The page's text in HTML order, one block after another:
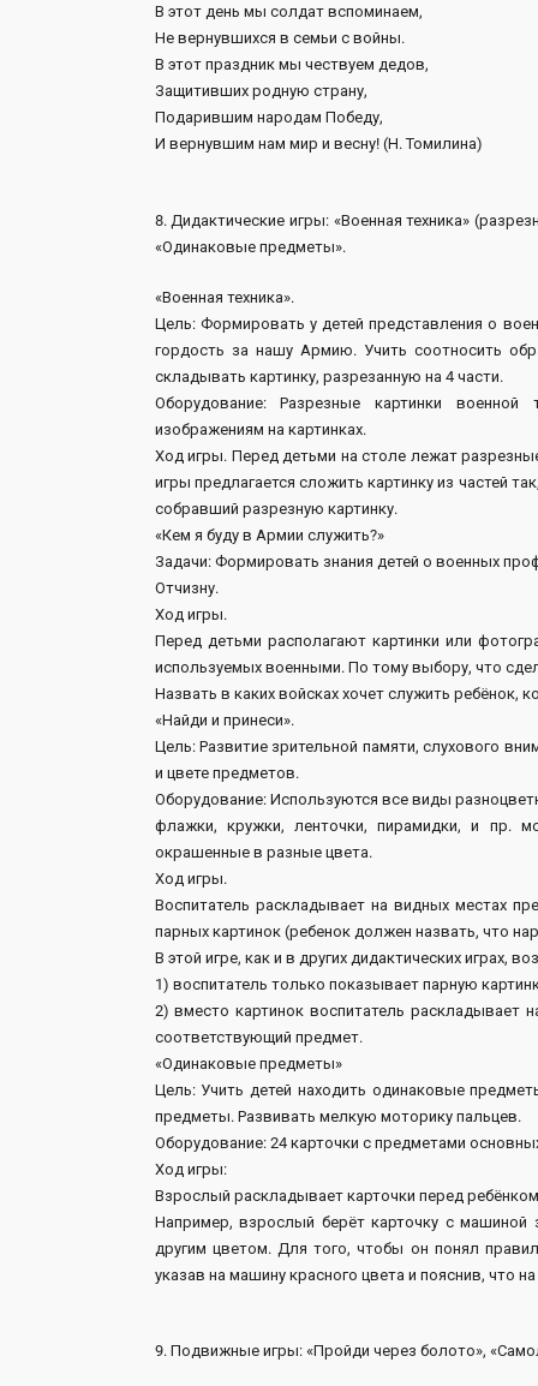
В этот день мы солдат вспоминаем,
Не вернувшихся в семьи с войны.
В этот праздник мы чествуем дедов,
Защитивших родную страну,
Подарившим народам Победу,
И вернувшим нам мир и весну! (Н. Томилина)
8. Дидактические игры: «Военная техника»
«Одинаковые предметы».
«Военная техника».
Цель: Формировать у детей представления о
гордость за нашу Армию. Учить соотносить
складывать картинку, разрезанную на 4 части.
Оборудование: Разрезные картинки военной
изображениям на картинках.
Ход игры. Перед детьми на столе лежат
игры предлагается сложить картинку из частей
собравший разрезную картинку.
«Кем я буду в Армии служить?»
Задачи: Формировать знания детей о военных
Отчизну.
Ход игры.
Перед детьми располагают картинки или
используемых военными. По тому выбору, что
Назвать в каких войсках хочет служить ребёнок,
«Найди и принеси».
Цель: Развитие зрительной памяти, слухового
и цвете предметов.
Оборудование: Используются все виды
флажки, кружки, ленточки, пирамидки, и пр.
окрашенные в разные цвета.
Ход игры.
Воспитатель раскладывает на видных местах
парных картинок (ребенок должен назвать, что
В этой игре, как и в других дидактических
1) воспитатель только показывает парную
2) вместо картинок воспитатель раскладывает
соответствующий предмет.
«Одинаковые предметы»
Цель: Учить детей находить одинаковые
предметы. Развивать мелкую моторику пальцев.
Оборудование: 24 карточки с предметами
Ход игры:
Взрослый раскладывает карточки перед
Например, взрослый берёт карточку с
другим цветом. Для того, чтобы он понял
указав на машину красного цвета и пояснив, что
9. Подвижные игры: «Пройди через болото»,